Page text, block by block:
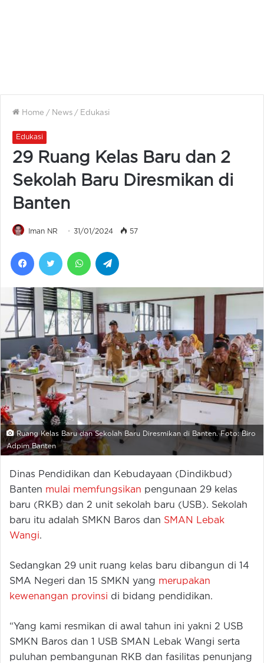
Home / News / Edukasi
Edukasi
29 Ruang Kelas Baru dan 2
Sekolah Baru Diresmikan di
Banten
Iman NR 31/01/2024 57
FacebookTwitter WhatsApp
Ruang Kelas Baru dan Sekolah Baru Diresmikan di Banten. Foto: Biro
Adpim Banten
Dinas Pendidikan dan Kebudayaan (Dindikbud)
Banten mulai memfungsikan pengunaan 29 kelas
baru (RKB) dan 2 unit sekolah baru (USB). Sekolah
baru itu adalah SMKN Baros dan SMAN Lebak
Wangi.
Sedangkan 29 unit ruang kelas baru dibangun di 14
SMA Negeri dan 15 SMKN yang merupakan
kewenangan provinsi di bidang pendidikan.
“Yang kami resmikan di awal tahun ini yakni 2 USB
SMKN Baros dan 1 USB SMAN Lebak Wangi serta
puluhan pembangunan RKB dan fasilitas penunjang